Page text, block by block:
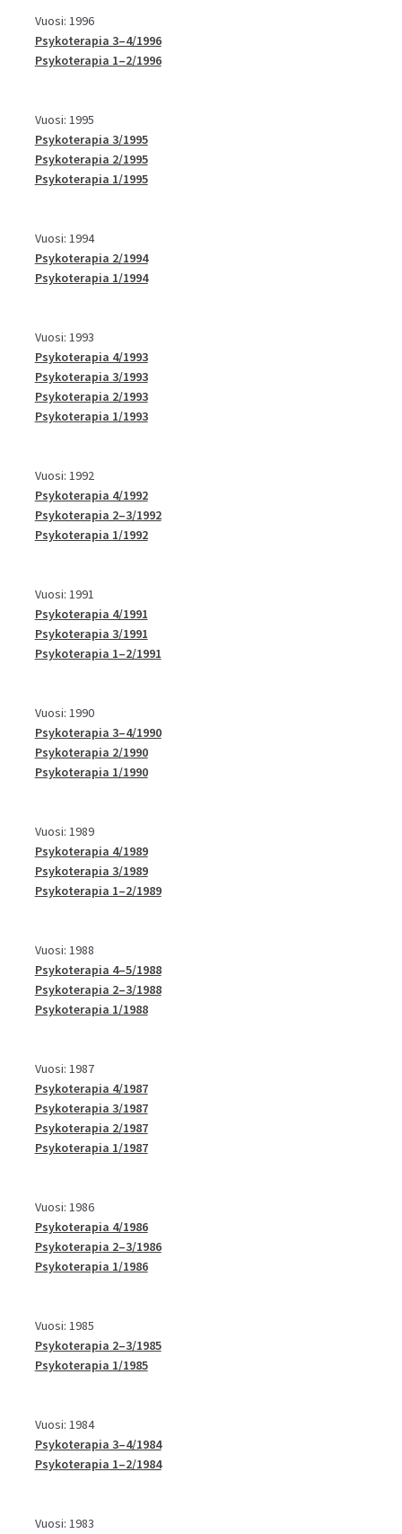
Vuosi: 1996
Psykoterapia 3–4/1996
Psykoterapia 1–2/1996
Vuosi: 1995
Psykoterapia 3/1995
Psykoterapia 2/1995
Psykoterapia 1/1995
Vuosi: 1994
Psykoterapia 2/1994
Psykoterapia 1/1994
Vuosi: 1993
Psykoterapia 4/1993
Psykoterapia 3/1993
Psykoterapia 2/1993
Psykoterapia 1/1993
Vuosi: 1992
Psykoterapia 4/1992
Psykoterapia 2–3/1992
Psykoterapia 1/1992
Vuosi: 1991
Psykoterapia 4/1991
Psykoterapia 3/1991
Psykoterapia 1–2/1991
Vuosi: 1990
Psykoterapia 3–4/1990
Psykoterapia 2/1990
Psykoterapia 1/1990
Vuosi: 1989
Psykoterapia 4/1989
Psykoterapia 3/1989
Psykoterapia 1–2/1989
Vuosi: 1988
Psykoterapia 4–5/1988
Psykoterapia 2–3/1988
Psykoterapia 1/1988
Vuosi: 1987
Psykoterapia 4/1987
Psykoterapia 3/1987
Psykoterapia 2/1987
Psykoterapia 1/1987
Vuosi: 1986
Psykoterapia 4/1986
Psykoterapia 2–3/1986
Psykoterapia 1/1986
Vuosi: 1985
Psykoterapia 2–3/1985
Psykoterapia 1/1985
Vuosi: 1984
Psykoterapia 3–4/1984
Psykoterapia 1–2/1984
Vuosi: 1983